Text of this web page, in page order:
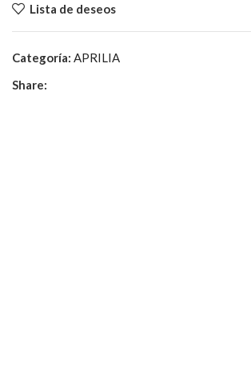
Lista de deseos
Categoría: APRILIA
Share: